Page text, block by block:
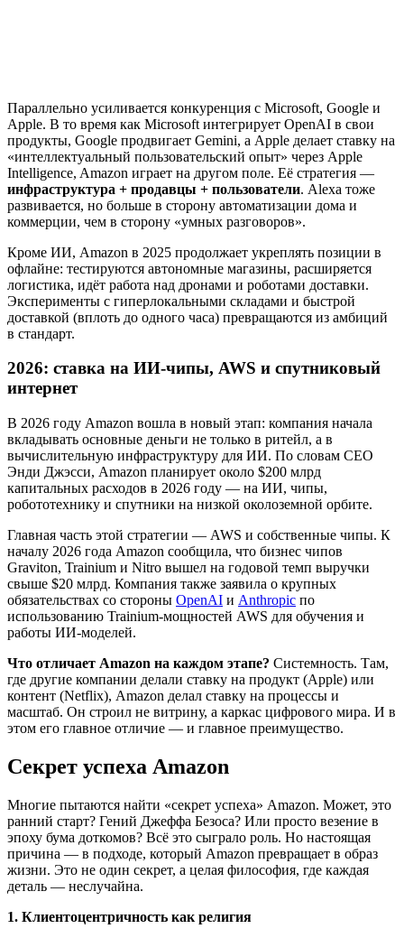
Параллельно усиливается конкуренция с Microsoft, Google и
Apple. В то время как Microsoft интегрирует OpenAI в свои
продукты, Google продвигает Gemini, а Apple делает ставку на
«интеллектуальный пользовательский опыт» через Apple
Intelligence, Amazon играет на другом поле. Её стратегия —
инфраструктура + продавцы + пользователи. Alexa тоже
развивается, но больше в сторону автоматизации дома и
коммерции, чем в сторону «умных разговоров».
Кроме ИИ, Amazon в 2025 продолжает укреплять позиции в
офлайне: тестируются автономные магазины, расширяется
логистика, идёт работа над дронами и роботами доставки.
Эксперименты с гиперлокальными складами и быстрой
доставкой (вплоть до одного часа) превращаются из амбиций
в стандарт.
2026: ставка на ИИ-чипы, AWS и спутниковый
интернет
В 2026 году Amazon вошла в новый этап: компания начала
вкладывать основные деньги не только в ритейл, а в
вычислительную инфраструктуру для ИИ. По словам CEO
Энди Джэсси, Amazon планирует около $200 млрд
капитальных расходов в 2026 году — на ИИ, чипы,
робототехнику и спутники на низкой околоземной орбите.
Главная часть этой стратегии — AWS и собственные чипы. К
началу 2026 года Amazon сообщила, что бизнес чипов
Graviton, Trainium и Nitro вышел на годовой темп выручки
свыше $20 млрд. Компания также заявила о крупных
обязательствах со стороны OpenAI и Anthropic по
использованию Trainium-мощностей AWS для обучения и
работы ИИ-моделей.
Что отличает Amazon на каждом этапе? Системность. Там,
где другие компании делали ставку на продукт (Apple) или
контент (Netflix), Amazon делал ставку на процессы и
масштаб. Он строил не витрину, а каркас цифрового мира. И в
этом его главное отличие — и главное преимущество.
Секрет успеха Amazon
Многие пытаются найти «секрет успеха» Amazon. Может, это
ранний старт? Гений Джеффа Безоса? Или просто везение в
эпоху бума доткомов? Всё это сыграло роль. Но настоящая
причина — в подходе, который Amazon превращает в образ
жизни. Это не один секрет, а целая философия, где каждая
деталь — неслучайна.
1. Клиентоцентричность как религия